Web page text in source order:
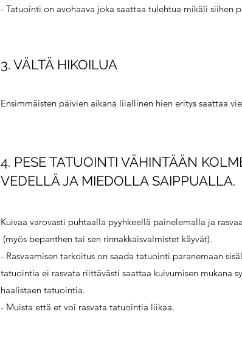
- Tatuointi on avohaava joka saattaa tulehtua mikäli siihen
3. VÄLTÄ HIKOILUA
Ensimmäisten päivien aikana liiallinen hien eritys saattaa
4. PESE TATUOINTI VÄHINTÄÄN
VEDELLÄ JA MIEDOLLA SAIPPUALLA.
Kuivaa varovasti puhtaalla pyyhkeellä painelemalla ja
(myös bepanthen tai sen rinnakkaisvalmistet käyvät).
- Rasvaamisen tarkoitus on saada tatuointi paranemaan
tatuointia ei rasvata riittävästi saattaa kuivumisen mukana
haalistaen tatuointia.
- Muista että et voi rasvata tatuointia liikaa.